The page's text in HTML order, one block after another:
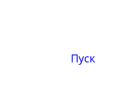
Пуск